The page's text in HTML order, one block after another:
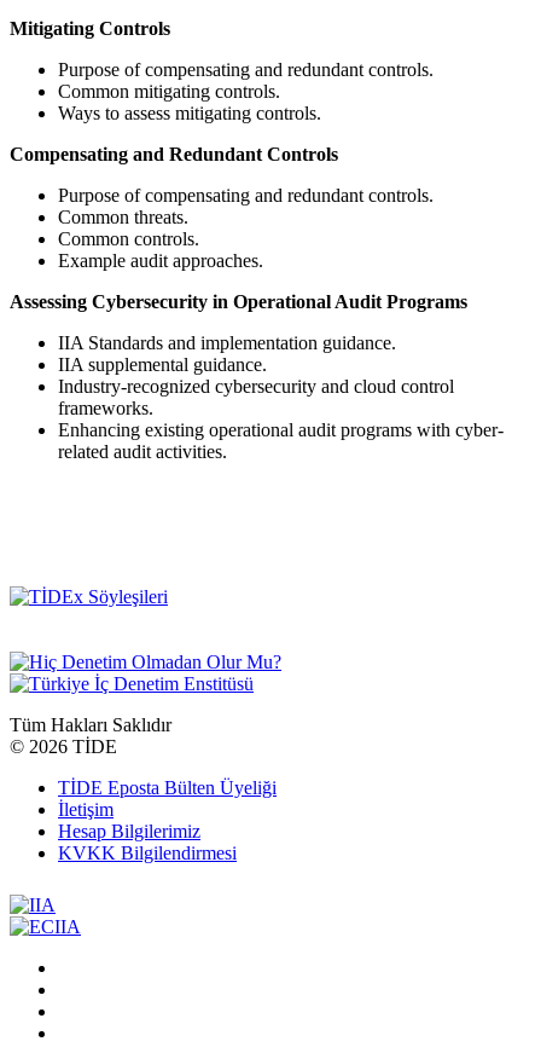
Mitigating Controls
Purpose of compensating and redundant controls.
Common mitigating controls.
Ways to assess mitigating controls.
Compensating and Redundant Controls
Purpose of compensating and redundant controls.
Common threats.
Common controls.
Example audit approaches.
Assessing Cybersecurity in Operational Audit Programs
IIA Standards and implementation guidance.
IIA supplemental guidance.
Industry-recognized cybersecurity and cloud control
frameworks.
Enhancing existing operational audit programs with cyber-
related audit activities.
Tüm Hakları Saklıdır
© 2026 TİDE
TİDE Eposta Bülten Üyeliği
İletişim
Hesap Bilgilerimiz
KVKK Bilgilendirmesi